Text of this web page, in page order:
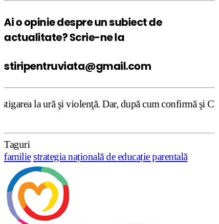
Ai o opinie despre un subiect de
actualitate? Scrie-ne la
stiripentruviata@gmail.com
violenţă. Dar, după cum confirmă şi CEDO în cazul
Taguri
familiestrategia națională de educație parentală